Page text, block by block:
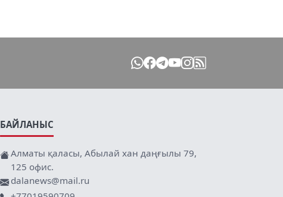
БАЙЛАНЫС
Алматы қаласы, Абылай хан даңғылы 79,
125 офис.
dalanews@mail.ru